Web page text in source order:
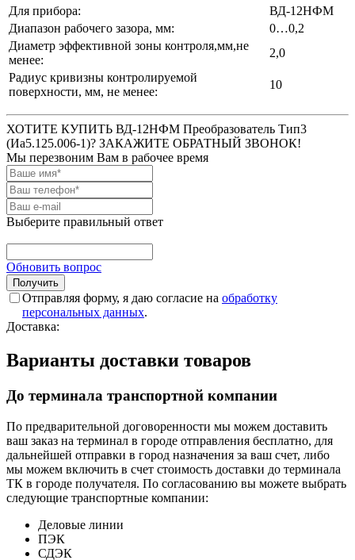
Для прибора:
ВД-12НФМ
Диапазон рабочего зазора, мм:
0…0,2
Диаметр эффективной зоны контроля,мм,не
менее:
2,0
Радиус кривизны контролируемой
поверхности, мм, не менее:
10
ХОТИТЕ КУПИТЬ ВД-12НФМ Преобразователь Тип3
(Иа5.125.006-1)? ЗАКАЖИТЕ ОБРАТНЫЙ ЗВОНОК!
Мы перезвоним Вам в рабочее время
Выберите правильный ответ
Обновить вопрос
Отправляя форму, я даю согласие на обработку
персональных данных.
Доставка:
Варианты доставки товаров
До терминала транспортной компании
По предварительной договоренности мы можем доставить
ваш заказ на терминал в городе отправления бесплатно, для
дальнейшей отправки в город назначения за ваш счет, либо
мы можем включить в счет стоимость доставки до терминала
ТК в городе получателя. По согласованию вы можете выбрать
следующие транспортные компании:
Деловые линии
ПЭК
СДЭК